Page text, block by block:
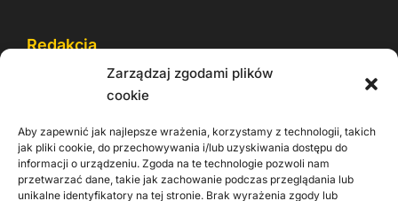
Zarządzaj zgodami plików
cookie
Aby zapewnić jak najlepsze wrażenia, korzystamy z technologii, takich
jak pliki cookie, do przechowywania i/lub uzyskiwania dostępu do
informacji o urządzeniu. Zgoda na te technologie pozwoli nam
przetwarzać dane, takie jak zachowanie podczas przeglądania lub
unikalne identyfikatory na tej stronie. Brak wyrażenia zgody lub
Redakcja
Reklama
Rodo
Kontakt